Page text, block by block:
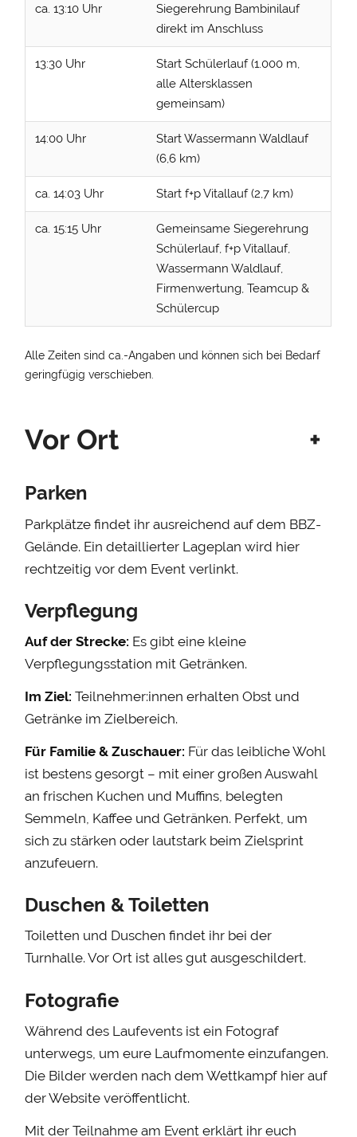
ca. 13:10 Uhr
Siegerehrung Bambinilauf
direkt im Anschluss
13:30 Uhr
Start Schülerlauf (1.000 m,
alle Altersklassen
gemeinsam)
14:00 Uhr
Start Wassermann Waldlauf
(6,6 km)
ca. 14:03 Uhr Start f+p Vitallauf (2,7 km)
ca. 15:15 Uhr
Gemeinsame Siegerehrung
Schülerlauf, f+p Vitallauf,
Wassermann Waldlauf,
Firmenwertung, Teamcup &
Schülercup
Alle Zeiten sind ca.-Angaben und können sich bei Bedarf
geringfügig verschieben.
Vor Ort +
Parken
Parkplätze findet ihr ausreichend auf dem BBZ-
Gelände. Ein detaillierter Lageplan wird hier
rechtzeitig vor dem Event verlinkt.
Verpflegung
Auf der Strecke: Es gibt eine kleine
Verpflegungsstation mit Getränken.
Im Ziel: Teilnehmer:innen erhalten Obst und
Getränke im Zielbereich.
Für Familie & Zuschauer: Für das leibliche Wohl
ist bestens gesorgt – mit einer großen Auswahl
an frischen Kuchen und Muffins, belegten
Semmeln, Kaffee und Getränken. Perfekt, um
sich zu stärken oder lautstark beim Zielsprint
anzufeuern.
Duschen & Toiletten
Toiletten und Duschen findet ihr bei der
Turnhalle. Vor Ort ist alles gut ausgeschildert.
Fotografie
Während des Laufevents ist ein Fotograf
unterwegs, um eure Laufmomente einzufangen.
Die Bilder werden nach dem Wettkampf hier auf
der Website veröffentlicht.
Mit der Teilnahme am Event erklärt ihr euch